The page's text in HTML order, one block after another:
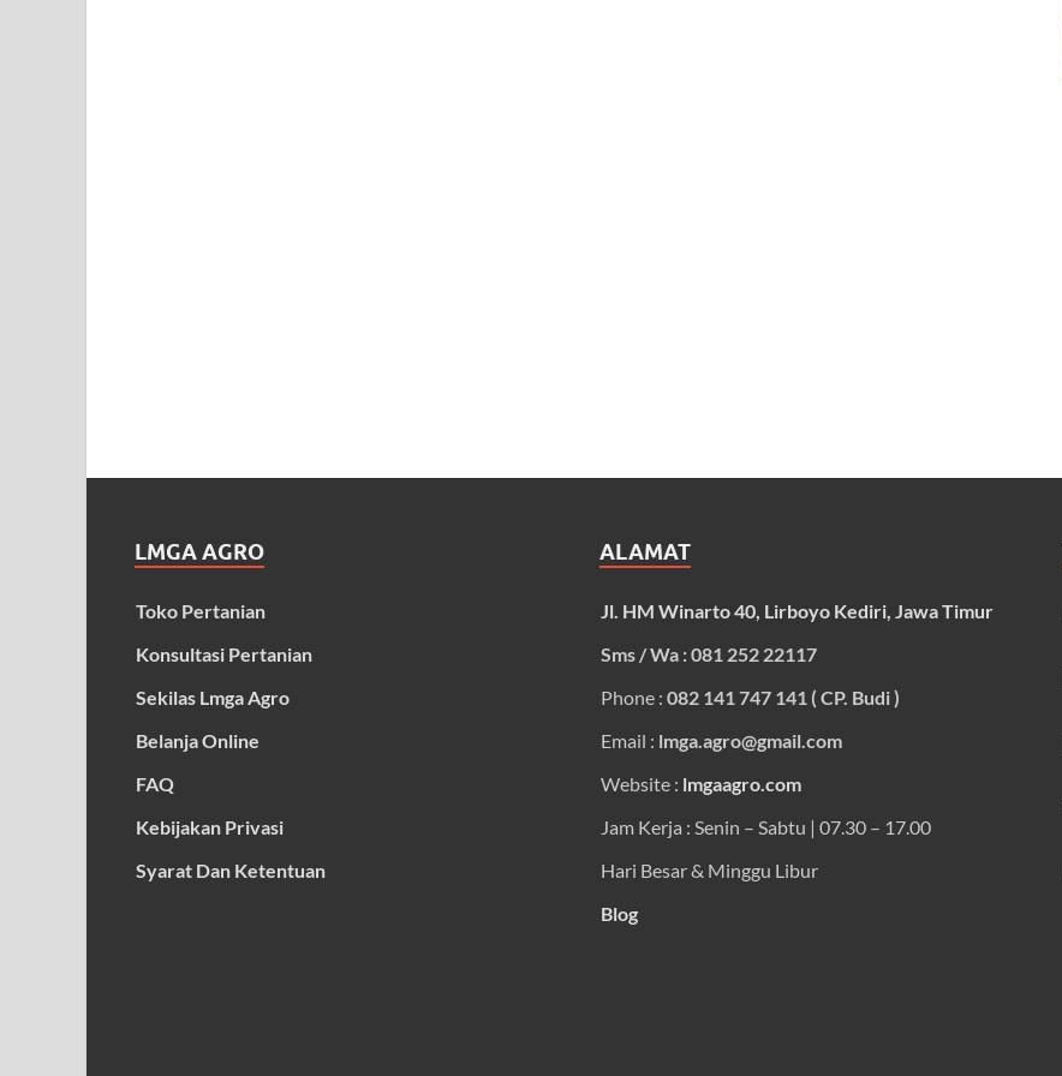
LMGA AGRO
Toko Pertanian
Konsultasi Pertanian
Sekilas Lmga Agro
Belanja Online
FAQ
Kebijakan Privasi
Syarat Dan Ketentuan
ALAMAT
Jl. HM Winarto 40, Lirboyo Kediri, Jawa Timur
Sms / Wa : 081 252 22117
Phone : 082 141 747 141 ( CP. Budi )
Email : lmga.agro@gmail.com
Website : lmgaagro.com
Jam Kerja : Senin – Sabtu | 07.30 – 17.00
Hari Besar & Minggu Libur
Blog